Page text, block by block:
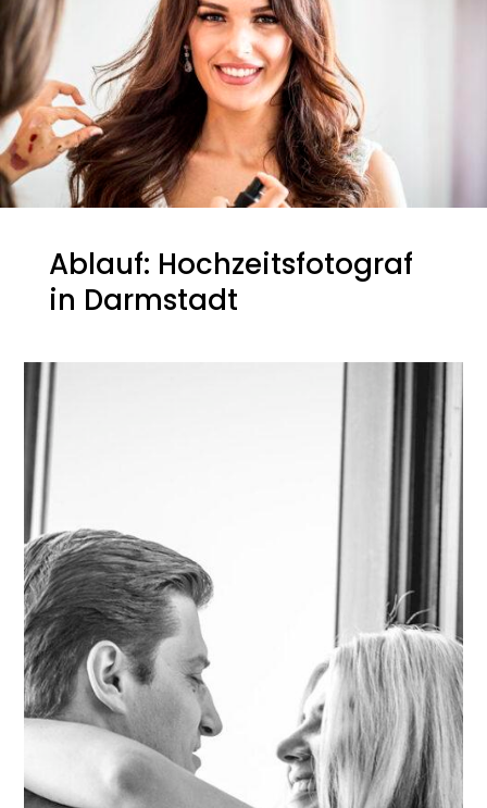
Ablauf: Hochzeitsfotograf
in Darmstadt